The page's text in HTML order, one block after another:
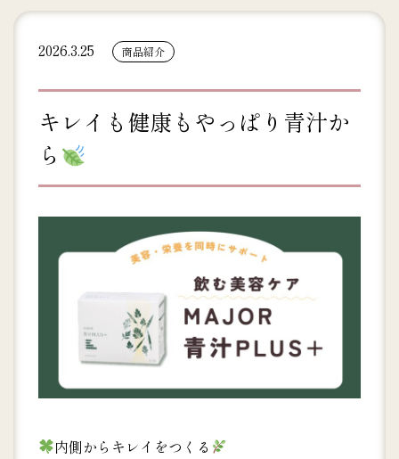
2026.3.25 商品紹介
キレイも健康もやっぱり青汁か
ら
内側からキレイをつくる